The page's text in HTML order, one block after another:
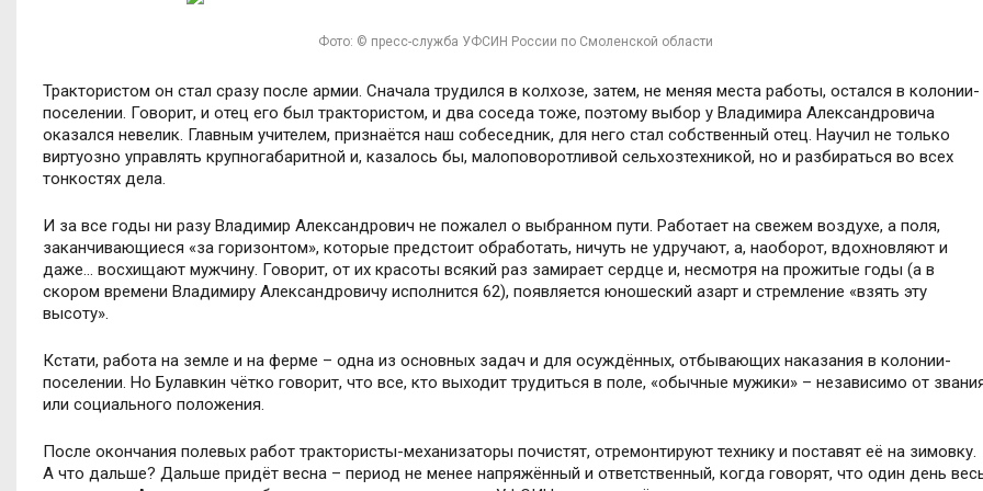
Фото: © пресс-служба УФСИН России по Смоленской области
Трактористом он стал сразу после армии. Сначала трудился в колхозе, затем, не меняя места работы, остался в колонии-
поселении. Говорит, и отец его был трактористом, и два соседа тоже, поэтому выбор у Владимира Александровича
оказался невелик. Главным учителем, признаётся наш собеседник, для него стал собственный отец. Научил не только
виртуозно управлять крупногабаритной и, казалось бы, малоповоротливой сельхозтехникой, но и разбираться во всех
тонкостях дела.
И за все годы ни разу Владимир Александрович не пожалел о выбранном пути. Работает на свежем воздухе, а поля,
заканчивающиеся «за горизонтом», которые предстоит обработать, ничуть не удручают, а, наоборот, вдохновляют и
даже… восхищают мужчину. Говорит, от их красоты всякий раз замирает сердце и, несмотря на прожитые годы (а в
скором времени Владимиру Александровичу исполнится 62), появляется юношеский азарт и стремление «взять эту
высоту».
Кстати, работа на земле и на ферме – одна из основных задач и для осуждённых, отбывающих наказания в колонии-
поселении. Но Булавкин чётко говорит, что все, кто выходит трудиться в поле, «обычные мужики» – независимо от
или социального положения.
После окончания полевых работ трактористы-механизаторы почистят, отремонтируют технику и поставят её на зимовку.
А что дальше? Дальше придёт весна – период не менее напряжённый и ответственный, когда говорят, что один день